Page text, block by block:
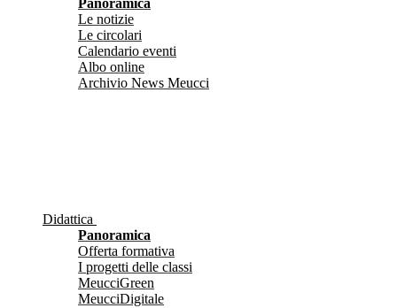
Panoramica
Le notizie
Le circolari
Calendario eventi
Albo online
Archivio News Meucci
Didattica
Panoramica
Offerta formativa
I progetti delle classi
MeucciGreen
MeucciDigitale